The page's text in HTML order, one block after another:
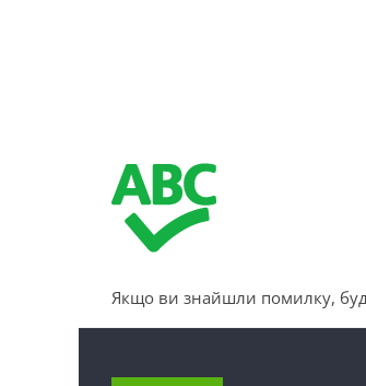
Якщо ви знайшли помилку, будь